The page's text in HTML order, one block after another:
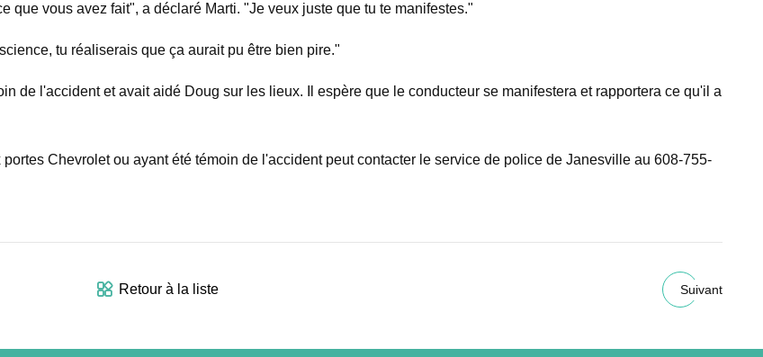
vous avez fait", a déclaré Marti. "Je veux juste que tu te manifestes."
tu réaliserais que ça aurait pu être bien pire."
de l'accident et avait aidé Doug sur les lieux. Il espère que le conducteur se manifestera et rapportera ce qu'il a
Chevrolet ou ayant été témoin de l'accident peut contacter le service de police de Janesville au 608-755-
Retour à la liste Suivant